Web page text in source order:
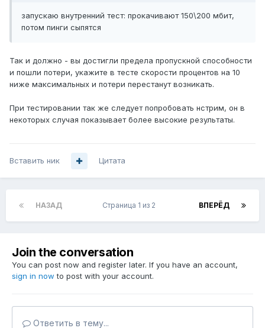
запускаю внутренний тест: прокачивают 150\200 мбит,
потом пинги сыпятся
Так и должно - вы достигли предела пропускной способности
и пошли потери, укажите в тесте скорости процентов на 10
ниже максимальных и потери перестанут возникать.
При тестировании так же следует попробовать нстрим, он в
некоторых случая показывает более высокие результаты.
Вставить ник Цитата
НАЗАД ВПЕРЁД
Страница 1 из 2
Join the conversation
You can post now and register later. If you have an account,
sign in now to post with your account.
Ответить в тему...